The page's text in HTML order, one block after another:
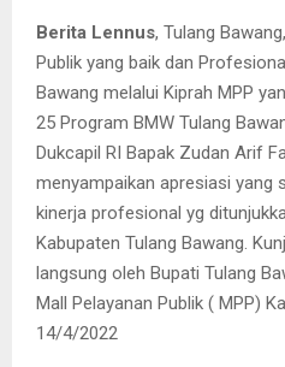
Berita Lennus, Tulang
Publik yang baik dan
Bawang melalui Kiprah MPP
25 Program BMW Tulang
Dukcapil RI Bapak Zudan Arif
menyampaikan apresiasi yang
kinerja profesional yg
Kabupaten Tulang Bawang.
langsung oleh Bupati Tulang
Mall Pelayanan Publik ( MPP)
14/4/2022